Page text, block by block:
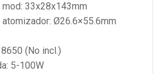
33x28x143mm
Ø26.6×55.6mm
(No incl.)
5-100W